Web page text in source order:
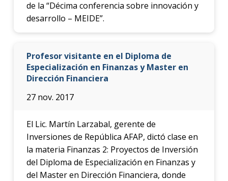
de la “Décima conferencia sobre innovación y
desarrollo – MEIDE”.
Profesor visitante en el Diploma de
Especialización en Finanzas y Master en
Dirección Financiera
27 nov. 2017
El Lic. Martín Larzabal, gerente de
Inversiones de República AFAP, dictó clase en
la materia Finanzas 2: Proyectos de Inversión
del Diploma de Especialización en Finanzas y
del Master en Dirección Financiera, donde